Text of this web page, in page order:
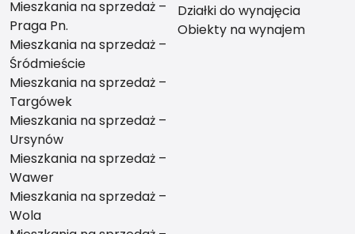
Mieszkania na sprzedaż –
Praga Pn.
Mieszkania na sprzedaż –
Śródmieście
Mieszkania na sprzedaż –
Targówek
Mieszkania na sprzedaż –
Ursynów
Mieszkania na sprzedaż –
Wawer
Mieszkania na sprzedaż –
Wola
Działki do wynajęcia
Obiekty na wynajem